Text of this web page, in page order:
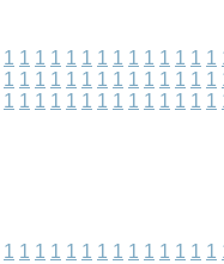
1 1 1 1 1 1 1 1 1 1 1 1 1 1
1 1 1 1 1 1 1 1 1 1 1 1 1 1
1 1 1 1 1 1 1 1 1 1 1 1 1 1
1 1 1 1 1 1 1 1 1 1 1 1 1 1